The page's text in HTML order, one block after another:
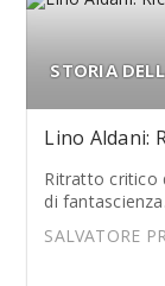
STORIA
Lino Aldani:
Ritratto critico
di fantascienza.
SALVATORE